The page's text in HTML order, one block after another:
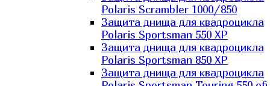
Polaris Scrambler 1000/850
Защита днища для квадроцикла
Polaris Sportsman 550 XP
Защита днища для квадроцикла
Polaris Sportsman 850 XP
Защита днища для квадроцикла